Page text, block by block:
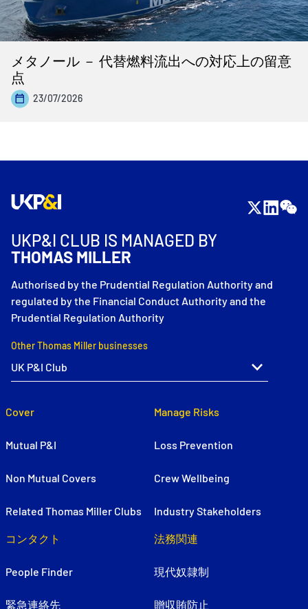
メタノール － 代替燃料流出への対応上の留意
点
23/07/2026
UKP&I CLUB IS MANAGED BY
THOMAS MILLER
Authorised by the Prudential Regulation Authority and
regulated by the Financial Conduct Authority and the
Prudential Regulation Authority
Other Thomas Miller businesses
Cover
Mutual P&I
Non Mutual Covers
Related Thomas Miller Clubs
Manage Risks
Loss Prevention
Crew Wellbeing
Industry Stakeholders
コンタクト
People Finder
緊急連絡先
法務関連
現代奴隷制
贈収賄防止